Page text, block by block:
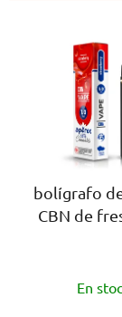
bolígrafo
CBN de
En